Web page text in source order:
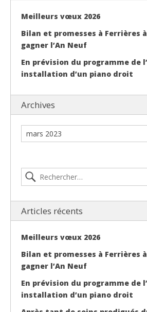
Meilleurs vœux 2026
Bilan et promesses à Ferrières
gagner l’An Neuf
En prévision du programme de
installation d’un piano droit
Archives
Articles récents
Meilleurs vœux 2026
Bilan et promesses à Ferrières
gagner l’An Neuf
En prévision du programme de
installation d’un piano droit